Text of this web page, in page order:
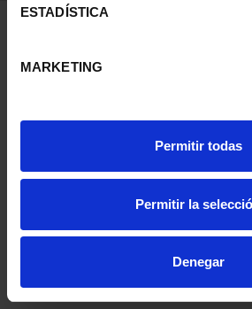
ESTADÍSTICA
MARKETING
Permitir todas
Permitir la
Denegar